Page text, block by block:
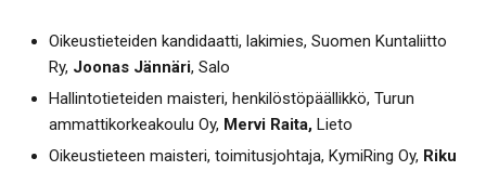
Oikeustieteiden kandidaatti, lakimies, Suomen Kuntaliitto
Ry, Joonas Jännäri, Salo
Hallintotieteiden maisteri, henkilöstöpäällikkö, Turun
ammattikorkeakoulu Oy, Mervi Raita, Lieto
Oikeustieteen maisteri, toimitusjohtaja, KymiRing Oy, Riku